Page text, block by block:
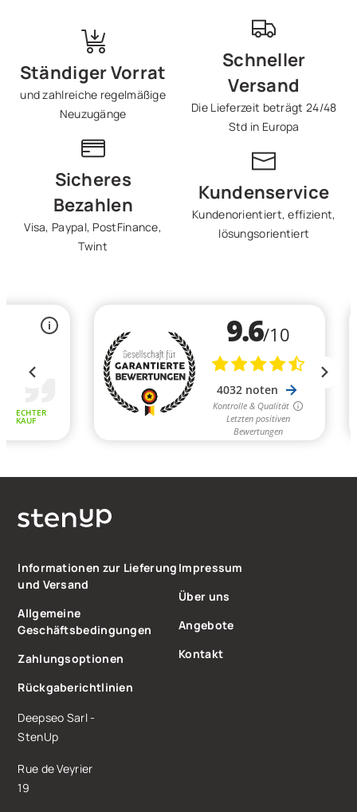
Ständiger Vorrat
und zahlreiche regelmäßige
Neuzugänge
Schneller
Versand
Die Lieferzeit beträgt 24/48
Std in Europa
Sicheres
Bezahlen
Visa, Paypal, PostFinance,
Twint
Kundenservice
Kundenorientiert, effizient,
lösungsorientiert
Informationen zur Lieferung
und Versand
Allgemeine
Geschäftsbedingungen
Zahlungsoptionen
Rückgaberichtlinien
Impressum
Über uns
Angebote
Kontakt
Deepseo Sarl -
StenUp
Rue de Veyrier
19